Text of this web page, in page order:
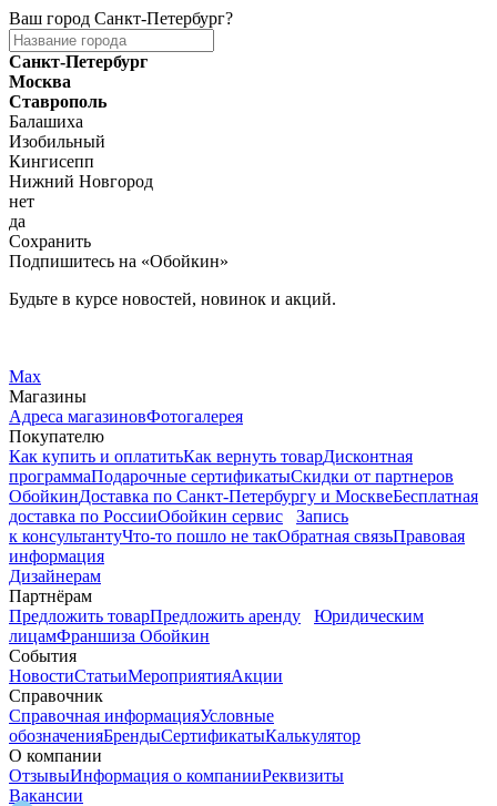
Ваш город Санкт-Петербург?
Санкт-Петербург
Москва
Ставрополь
Балашиха
Изобильный
Кингисепп
Нижний Новгород
нет
да
Сохранить
Подпишитесь на «Обойкин»
Будьте в курсе новостей, новинок и акций.
Max
Магазины
Адреса магазиновФотогалерея
Покупателю
Как купить и оплатитьКак вернуть товарДисконтная
программаПодарочные сертификатыСкидки от партнеров
ОбойкинДоставка по Санкт-Петербургу и МосквеБесплатная
доставка по РоссииОбойкин сервис
Запись
к консультантуЧто-то пошло не такОбратная связьПравовая
информация
Дизайнерам
Партнёрам
Предложить товарПредложить аренду
Юридическим
лицамФраншиза Обойкин
События
НовостиСтатьиМероприятияАкции
Справочник
Справочная информацияУсловные
обозначенияБрендыСертификатыКалькулятор
О компании
ОтзывыИнформация о компанииРеквизиты
Вакансии